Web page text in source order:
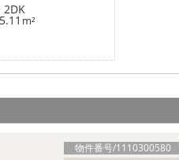
2DK
m²
物件番号/1110300580